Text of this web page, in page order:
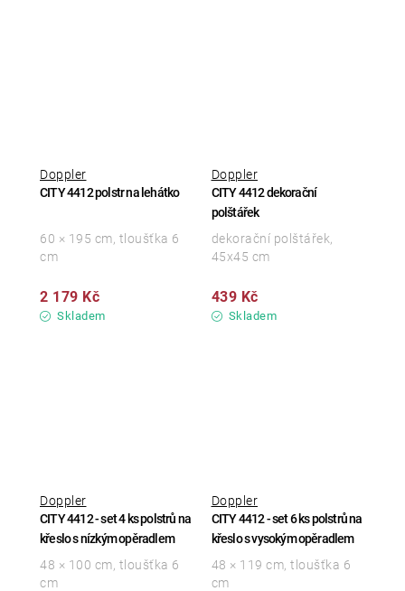
CITY 4412 polstr na lehátko
Doppler
Skladem
2 179 Kč
60 × 195 cm, tloušťka 6
cm
CITY 4412 dekorační
polštářek
Doppler
Skladem
439 Kč
dekorační polštářek,
45x45 cm
CITY 4412 - set 4 ks polstrů na
křeslo s nízkým opěradlem
Doppler
48 × 100 cm, tloušťka 6
cm
CITY 4412 - set 6 ks polstrů na
křeslo s vysokým opěradlem
Doppler
48 × 119 cm, tloušťka 6
cm